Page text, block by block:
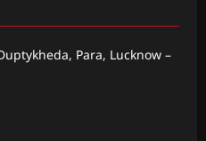
Para, Lucknow –